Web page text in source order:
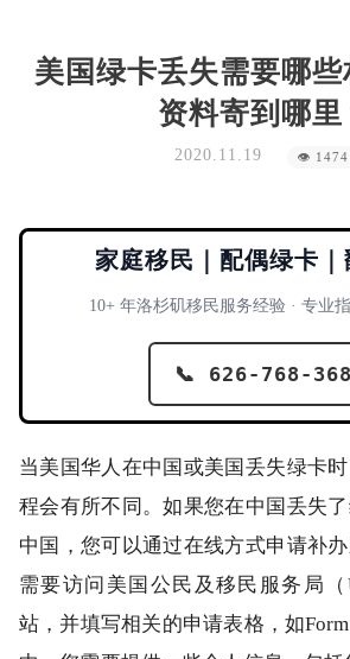
美国绿卡丢失需要哪
资料寄到哪里
2020.11.19 👁 1474
家庭移民｜配偶绿卡
10+ 年洛杉矶移民服务经验 · 专业
📞 626-768-
当美国华人在中国或美国丢失绿卡
程会有所不同。如果您在中国丢失
中国，您可以通过在线方式申请补
需要访问美国公民及移民服务局（
站，并填写相关的申请表格，如